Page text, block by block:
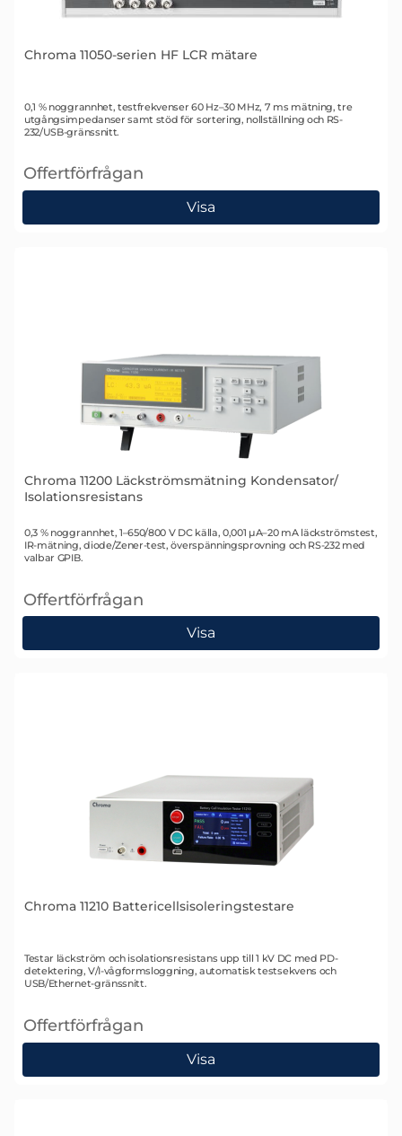
Chroma 11050-serien HF LCR mätare
Art. nr 2093
0,1 % noggrannhet, testfrekvenser 60 Hz–30 MHz, 7 ms mätning, tre
utgångsimpedanser samt stöd för sortering, nollställning och RS-
232/USB-gränssnitt.
Offertförfrågan
, Chroma 11050-serien HF LCR mätare
Visa
Chroma 11200 Läckströmsmätning Kondensator/
Isolationsresistans
Art. nr 2688
0,3 % noggrannhet, 1–650/800 V DC källa, 0,001 µA–20 mA läckströmstest,
IR-mätning, diode/Zener-test, överspänningsprovning och RS-232 med
valbar GPIB.
Offertförfrågan
, Chroma 11200 Läckströmsmätning Kondensator/
Visa
Chroma 11210 Battericellsisoleringstestare
Art. nr 2233
Testar läckström och isolationsresistans upp till 1 kV DC med PD-
detektering, V/I-vågformsloggning, automatisk testsekvens och
USB/Ethernet-gränssnitt.
Offertförfrågan
, Chroma 11210 Battericellsisoleringstestare
Visa